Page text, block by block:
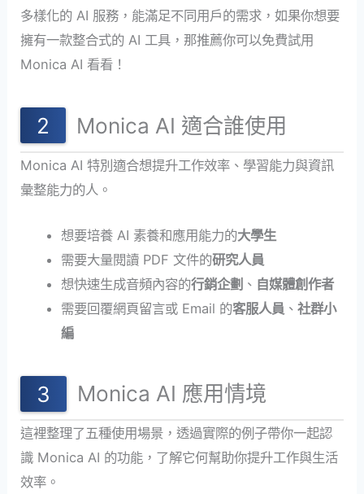
多樣化的 AI 服務，能滿足不同用戶的需求，如果你想要
擁有一款整合式的 AI 工具，那推薦你可以免費試用
Monica AI 看看！
Monica AI 適合誰使用
Monica AI 特別適合想提升工作效率、學習能力與資訊
彙整能力的人。
想要培養 AI 素養和應用能力的大學生
需要大量閱讀 PDF 文件的研究人員
想快速生成音頻內容的行銷企劃 、 自媒體創作者
需要回覆網頁留言或 Email 的客服人員 、 社群小
編
Monica AI 應用情境
這裡整理了五種使用場景，透過實際的例子帶你一起認
識 Monica AI 的功能，了解它何幫助你提升工作與生活
效率。